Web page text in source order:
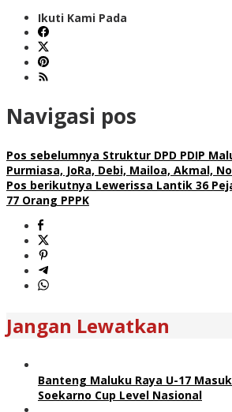
Ikuti Kami Pada
Navigasi pos
Pos sebelumnya Struktur DPD PDIP
Purmiasa, JoRa, Debi, Mailoa, Akmal,
Pos berikutnya Lewerissa Lantik 36
77 Orang PPPK
Jangan Lewatkan
Banteng Maluku Raya U-17
Soekarno Cup Level Nasional